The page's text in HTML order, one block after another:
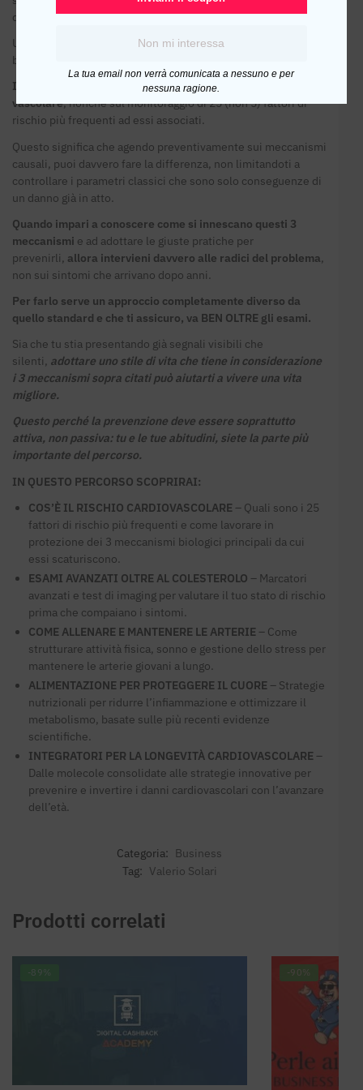
di salute di arterie e vasi sanguigni.
Una prevenzione efficace si basa sulla cura di tre meccanismi
biologici:
Infiammazione, stress ossidativo e disfunzione immunitaria
vascolare, nonché sul monitoraggio di 25 (non 5) fattori di
rischio più frequenti ad essi associati.
Questo significa che agendo preventivamente sui meccanismi
causali, puoi davvero fare la differenza, non limitandoti a
controllare i parametri classici che sono solo conseguenze di
un danno già in atto.
Quando impari a conoscere come si innescano questi 3
meccanismi e ad adottare le giuste pratiche per
prevenirli, allora intervieni davvero alle radici del problema,
non sui sintomi che arrivano dopo anni.
Per farlo serve un approccio completamente diverso da
quello standard e che ti assicuro, va BEN OLTRE gli esami.
Sia che tu stia presentando già segnali visibili che
silenti, adottare uno stile di vita che tiene in considerazione
i 3 meccanismi sopra citati può aiutarti a vivere una vita
migliore.
Questo perché la prevenzione deve essere soprattutto
attiva, non passiva: tu e le tue abitudini, siete la parte più
importante del percorso.
IN QUESTO PERCORSO SCOPRIRAI:
COS’È IL RISCHIO CARDIOVASCOLARE – Quali sono i 25
fattori di rischio più frequenti e come lavorare in
protezione dei 3 meccanismi biologici principali da cui
essi scaturiscono.
ESAMI AVANZATI OLTRE AL COLESTEROLO – Marcatori
avanzati e test di imaging per valutare il tuo stato di rischio
prima che compaiano i sintomi.
COME ALLENARE E MANTENERE LE ARTERIE – Come
strutturare attività fisica, sonno e gestione dello stress per
mantenere le arterie giovani a lungo.
ALIMENTAZIONE PER PROTEGGERE IL CUORE – Strategie
nutrizionali per ridurre l’infiammazione e ottimizzare il
metabolismo, basate sulle più recenti evidenze
scientifiche.
INTEGRATORI PER LA LONGEVITÀ CARDIOVASCOLARE –
Dalle molecole consolidate alle strategie innovative per
prevenire e invertire i danni cardiovascolari con l’avanzare
dell’età.
Categoria: Business
Tag: Valerio Solari
Prodotti correlati
-89% -90%
Non mi interessa
La tua email non verrà comunicata a nessuno e per
nessuna ragione.